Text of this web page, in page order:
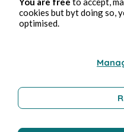
2 min read
cookies but byt doing so,
optimised.